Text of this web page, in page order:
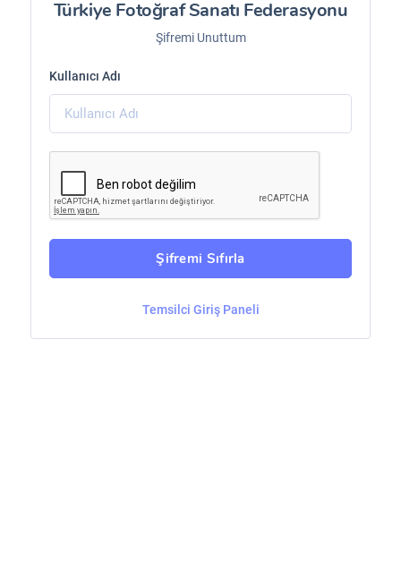
Türkiye Fotoğraf Sanatı Federasyonu
Şifremi Unuttum
Kullanıcı Adı
Şifremi Sıfırla
Temsilci Giriş Paneli